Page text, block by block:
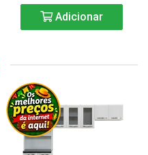
Adicionar